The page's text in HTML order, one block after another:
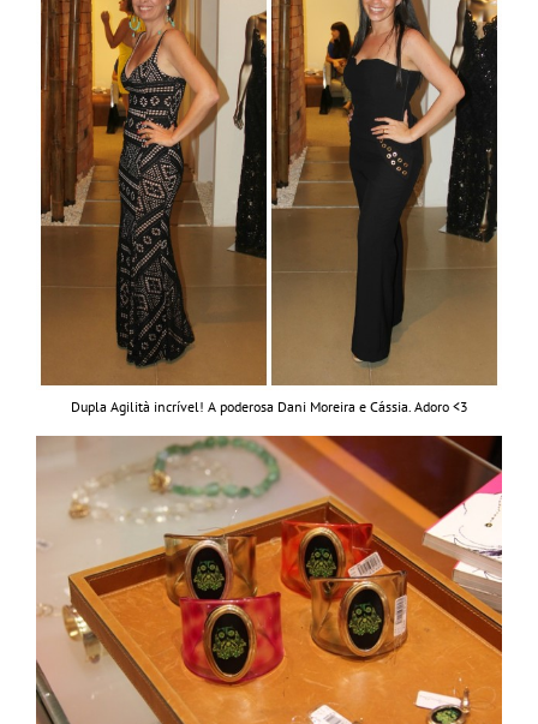
Dupla Agilità incrível! A poderosa Dani Moreira e Cássia. Adoro <3